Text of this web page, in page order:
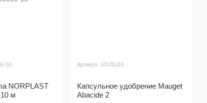
10
NORPLAST
м
Артикул: 10135119
Капсульное удобрение Mauget
Abacide 2